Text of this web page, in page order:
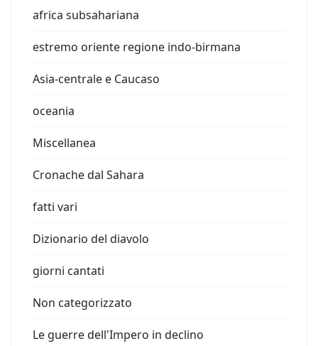
africa subsahariana
estremo oriente regione indo-birmana
Asia-centrale e Caucaso
oceania
Miscellanea
Cronache dal Sahara
fatti vari
Dizionario del diavolo
giorni cantati
Non categorizzato
Le guerre dell'Impero in declino